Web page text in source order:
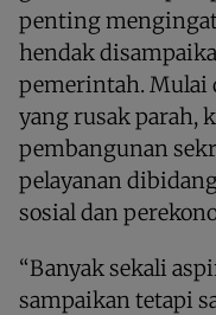
penting
hendak
pemerintah. Mulai
yang rusak parah,
pembangunan
pelayanan
sosial dan
“Banyak sekali
sampaikan tetapi